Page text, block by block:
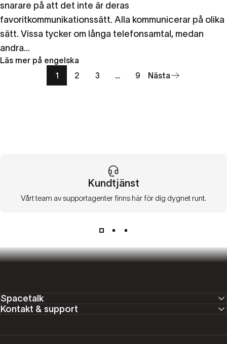
snarare på att det inte är deras
favoritkommunikationssätt. Alla kommunicerar på olika
sätt. Vissa tycker om långa telefonsamtal, medan
andra...
Läs mer på engelska
1
2 3 … 9 Nästa
Kundtjänst
Vårt team av supportagenter finns här för dig dygnet runt.
Spacetalk
Kontakt & support